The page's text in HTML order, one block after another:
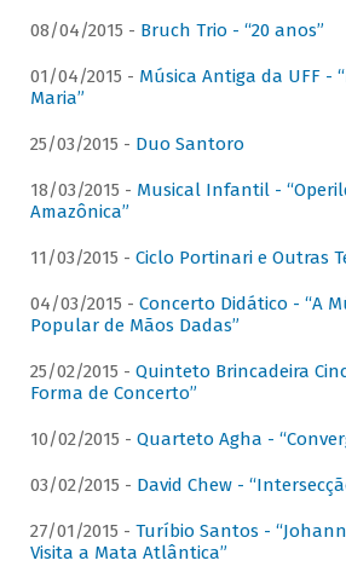
08/04/2015 - Bruch Trio - “20 anos”
01/04/2015 - Música Antiga da UFF -
Maria”
25/03/2015 - Duo Santoro
18/03/2015 - Musical Infantil -
Amazônica”
11/03/2015 - Ciclo Portinari e Outras
04/03/2015 - Concerto Didático - “A
Popular de Mãos Dadas”
25/02/2015 - Quinteto Brincadeira
Forma de Concerto”
10/02/2015 - Quarteto Agha -
03/02/2015 - David Chew -
27/01/2015 - Turíbio Santos -
Visita a Mata Atlântica”